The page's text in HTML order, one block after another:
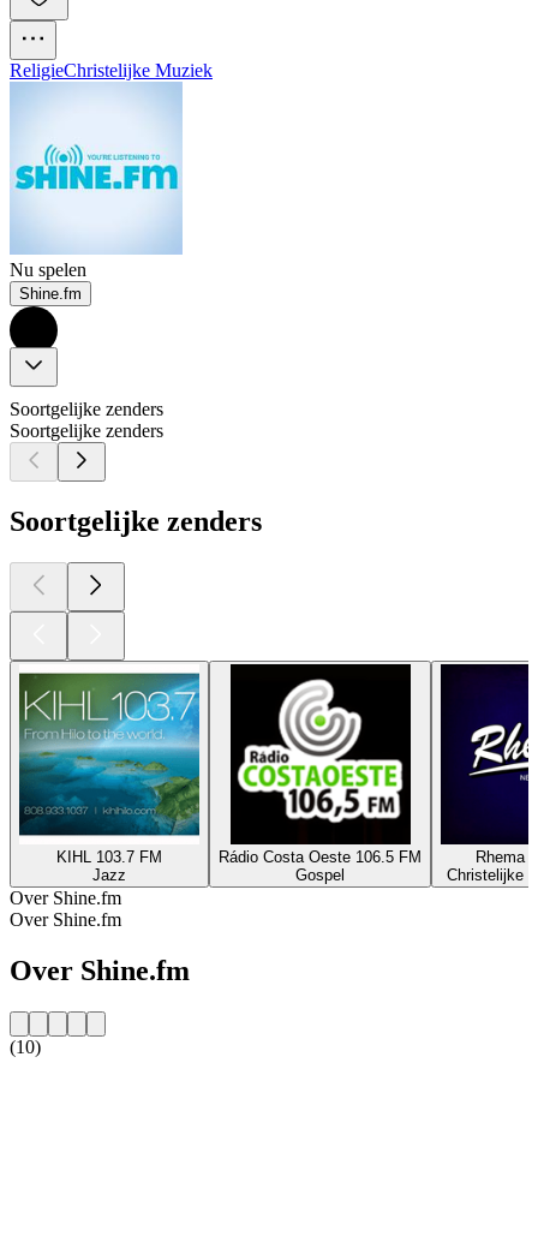
ReligieChristelijke Muziek
Nu spelen
Shine.fm
Soortgelijke zenders
Soortgelijke zenders
Soortgelijke zenders
KIHL 103.7 FM
Jazz
Rádio Costa Oeste 106.5 FM
Gospel
Rhema
Christelijke
Over Shine.fm
Over Shine.fm
Over Shine.fm
(10)